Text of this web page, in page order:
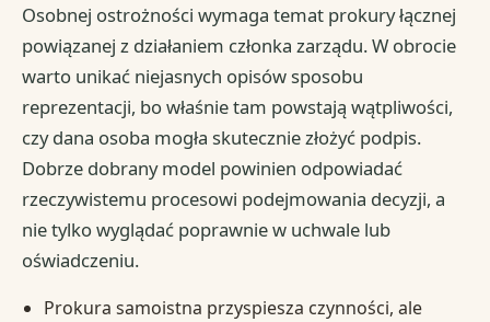
Osobnej ostrożności wymaga temat prokury łącznej
powiązanej z działaniem członka zarządu. W obrocie
warto unikać niejasnych opisów sposobu
reprezentacji, bo właśnie tam powstają wątpliwości,
czy dana osoba mogła skutecznie złożyć podpis.
Dobrze dobrany model powinien odpowiadać
rzeczywistemu procesowi podejmowania decyzji, a
nie tylko wyglądać poprawnie w uchwale lub
oświadczeniu.
Prokura samoistna przyspiesza czynności, ale